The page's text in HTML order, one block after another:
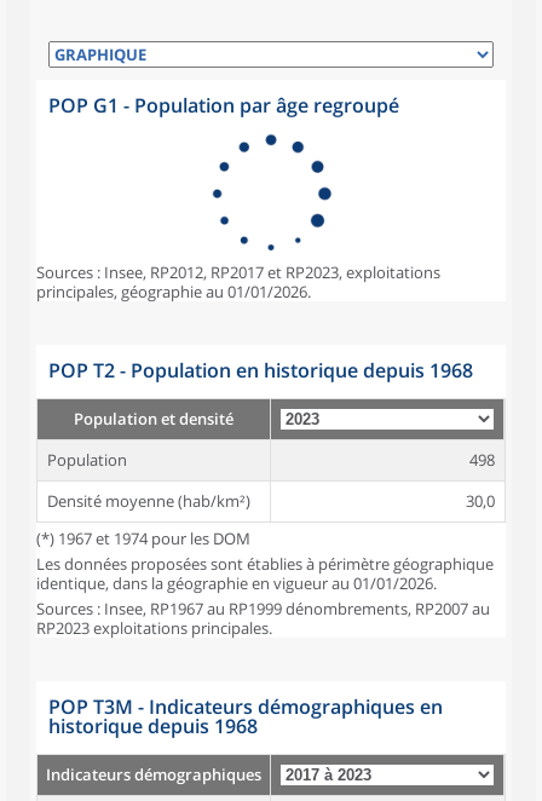
POP G1 - Population par âge regroupé
Sources : Insee, RP2012, RP2017 et RP2023, exploitations
principales, géographie au 01/01/2026.
POP T2 - Population en historique depuis 1968
Population et densité
Population
498
Densité moyenne (hab/km²)
30,0
(*) 1967 et 1974 pour les DOM
Les données proposées sont établies à périmètre géographique
identique, dans la géographie en vigueur au 01/01/2026.
Sources : Insee, RP1967 au RP1999 dénombrements, RP2007 au
RP2023 exploitations principales.
POP T3M - Indicateurs démographiques en
historique depuis 1968
Indicateurs démographiques